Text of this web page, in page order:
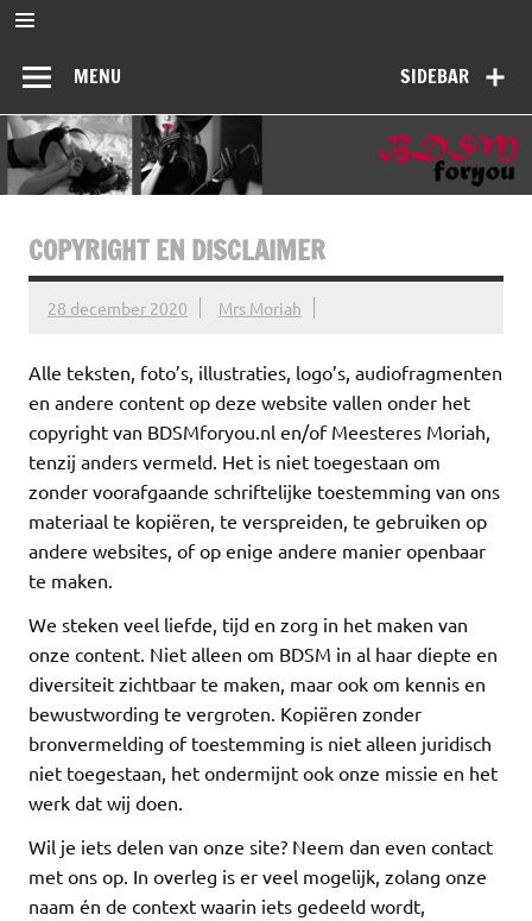
Ga
naar
inhoud
BDSMforyou
SIDEBAR
MENU
COPYRIGHT EN DISCLAIMER
28 december 2020 Mrs Moriah
Alle teksten, foto’s, illustraties, logo’s, audiofragmenten
en andere content op deze website vallen onder het
copyright van BDSMforyou.nl en/of Meesteres Moriah,
tenzij anders vermeld. Het is niet toegestaan om
zonder voorafgaande schriftelijke toestemming van ons
materiaal te kopiëren, te verspreiden, te gebruiken op
andere websites, of op enige andere manier openbaar
te maken.
We steken veel liefde, tijd en zorg in het maken van
onze content. Niet alleen om BDSM in al haar diepte en
diversiteit zichtbaar te maken, maar ook om kennis en
bewustwording te vergroten. Kopiëren zonder
bronvermelding of toestemming is niet alleen juridisch
niet toegestaan, het ondermijnt ook onze missie en het
werk dat wij doen.
Wil je iets delen van onze site? Neem dan even contact
met ons op. In overleg is er veel mogelijk, zolang onze
naam én de context waarin iets gedeeld wordt,